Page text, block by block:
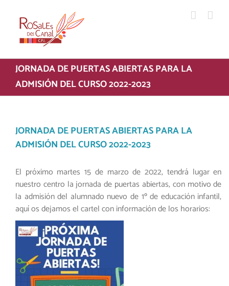
contenido
JORNADA DE PUERTAS ABIERTAS PARA LA
ADMISIÓN DEL CURSO 2022-2023
JORNADA DE PUERTAS ABIERTAS PARA LA
ADMISIÓN DEL CURSO 2022-2023
El próximo martes 15 de marzo de 2022, tendrá lugar en
nuestro centro la jornada de puertas abiertas, con motivo de
la admisión del alumnado nuevo de 1º de educación infantil,
aquí os dejamos el cartel con información de los horarios: